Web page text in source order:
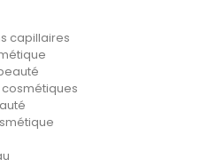
capillaires